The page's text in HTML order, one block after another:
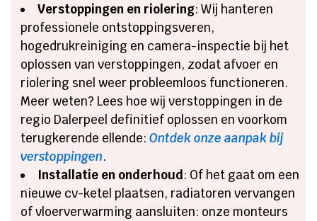
Verstoppingen en riolering: Wij hanteren
professionele ontstoppingsveren,
hogedrukreiniging en camera-inspectie bij het
oplossen van verstoppingen, zodat afvoer en
riolering snel weer probleemloos functioneren.
Meer weten? Lees hoe wij verstoppingen in de
regio Dalerpeel definitief oplossen en voorkom
terugkerende ellende:Ontdek onze aanpak bij
verstoppingen.
Installatie en onderhoud: Of het gaat om een
nieuwe cv-ketel plaatsen, radiatoren vervangen
of vloerverwarming aansluiten: onze monteurs